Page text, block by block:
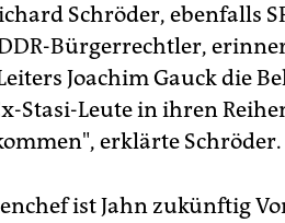
Schröder, ebenfalls
Bürgerrechtler,
Joachim Gauck die
Stasi-Leute in ihren
erklärte Schröder.
ist Jahn zukünftig